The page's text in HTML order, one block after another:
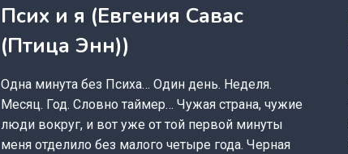
Псих и я (Евгения Савас
(Птица Энн))
Одна минута без Психа… Один день. Неделя.
Месяц. Год. Словно таймер… Чужая страна, чужие
люди вокруг, и вот уже от той первой минуты
меня отделило без малого четыре года. Черная